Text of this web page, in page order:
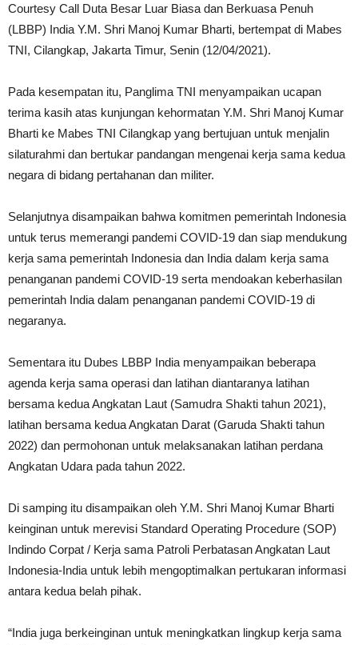
Courtesy Call Duta Besar Luar Biasa dan Berkuasa Penuh
(LBBP) India Y.M. Shri Manoj Kumar Bharti, bertempat di Mabes
TNI, Cilangkap, Jakarta Timur, Senin (12/04/2021).
Pada kesempatan itu, Panglima TNI menyampaikan ucapan
terima kasih atas kunjungan kehormatan Y.M. Shri Manoj Kumar
Bharti ke Mabes TNI Cilangkap yang bertujuan untuk menjalin
silaturahmi dan bertukar pandangan mengenai kerja sama kedua
negara di bidang pertahanan dan militer.
Selanjutnya disampaikan bahwa komitmen pemerintah Indonesia
untuk terus memerangi pandemi COVID-19 dan siap mendukung
kerja sama pemerintah Indonesia dan India dalam kerja sama
penanganan pandemi COVID-19 serta mendoakan keberhasilan
pemerintah India dalam penanganan pandemi COVID-19 di
negaranya.
Sementara itu Dubes LBBP India menyampaikan beberapa
agenda kerja sama operasi dan latihan diantaranya latihan
bersama kedua Angkatan Laut (Samudra Shakti tahun 2021),
latihan bersama kedua Angkatan Darat (Garuda Shakti tahun
2022) dan permohonan untuk melaksanakan latihan perdana
Angkatan Udara pada tahun 2022.
Di samping itu disampaikan oleh Y.M. Shri Manoj Kumar Bharti
keinginan untuk merevisi Standard Operating Procedure (SOP)
Indindo Corpat / Kerja sama Patroli Perbatasan Angkatan Laut
Indonesia-India untuk lebih mengoptimalkan pertukaran informasi
antara kedua belah pihak.
“India juga berkeinginan untuk meningkatkan lingkup kerja sama